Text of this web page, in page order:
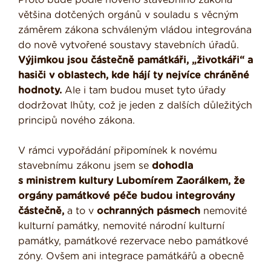
většina dotčených orgánů v souladu s věcným
záměrem zákona schváleným vládou integrována
do nově vytvořené soustavy stavebních úřadů.
Výjimkou jsou částečně památkáři, „životkáři“ a
hasiči v oblastech, kde hájí ty nejvíce chráněné
hodnoty. Ale i tam budou muset tyto úřady
dodržovat lhůty, což je jeden z dalších důležitých
principů nového zákona.
V rámci vypořádání připomínek k novému
stavebnímu zákonu jsem se dohodla
s ministrem kultury Lubomírem Zaorálkem, že
orgány památkové péče budou integrovány
částečně, a to v ochranných pásmech nemovité
kulturní památky, nemovité národní kulturní
památky, památkové rezervace nebo památkové
zóny. Ovšem ani integrace památkářů a obecně